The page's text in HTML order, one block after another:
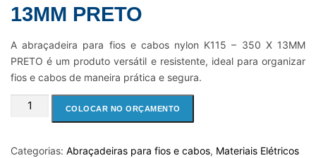
13MM PRETO
A abraçadeira para fios e cabos nylon K115 – 350 X 13MM
PRETO é um produto versátil e resistente, ideal para organizar
fios e cabos de maneira prática e segura.
ABRAÇADEIRA
E
COLOCAR NO ORÇAMENTO
Categorias: Abraçadeiras para fios e cabos, Materiais Elétricos